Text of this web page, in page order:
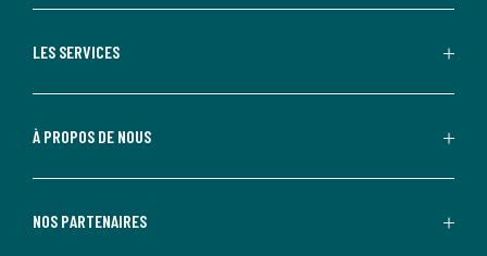
LES SERVICES
À PROPOS DE NOUS
NOS PARTENAIRES